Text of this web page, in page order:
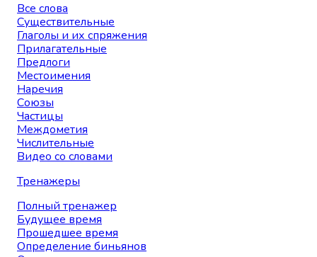
Все слова
Существительные
Глаголы и их спряжения
Прилагательные
Предлоги
Местоимения
Наречия
Союзы
Частицы
Междометия
Числительные
Видео со словами
Тренажеры
Полный тренажер
Будущее время
Прошедшее время
Определение биньянов